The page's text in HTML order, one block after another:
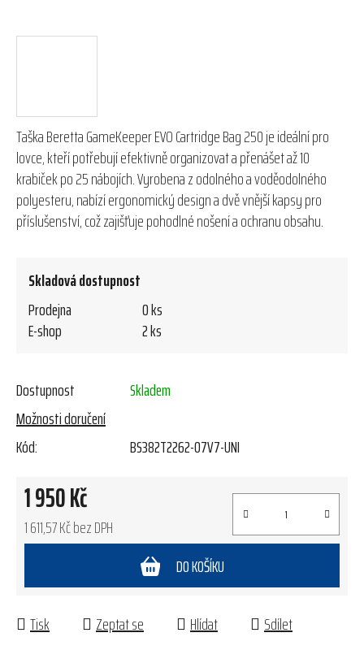
Taška Beretta GameKeeper EVO Cartridge Bag 250 je ideální pro
lovce, kteří potřebují efektivně organizovat a přenášet až 10
krabiček po 25 nábojích. Vyrobena z odolného a voděodolného
polyesteru, nabízí ergonomický design a dvě vnější kapsy pro
příslušenství, což zajišťuje pohodlné nošení a ochranu obsahu.
Skladová dostupnost
Prodejna
0 ks
E-shop
2 ks
Dostupnost
Skladem
Možnosti doručení
Kód:
BS382T2262-07V7-UNI
1 950 Kč
1 611,57 Kč bez DPH
DO KOŠÍKU
Tisk Zeptat se Hlídat Sdílet